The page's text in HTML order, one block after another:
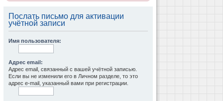
Послать письмо для активации
учётной записи
Имя пользователя:
Адрес email:
Адрес email, связанный с вашей учётной записью.
Если вы не изменили его в Личном разделе, то это
адрес e-mail, указанный вами при регистрации.